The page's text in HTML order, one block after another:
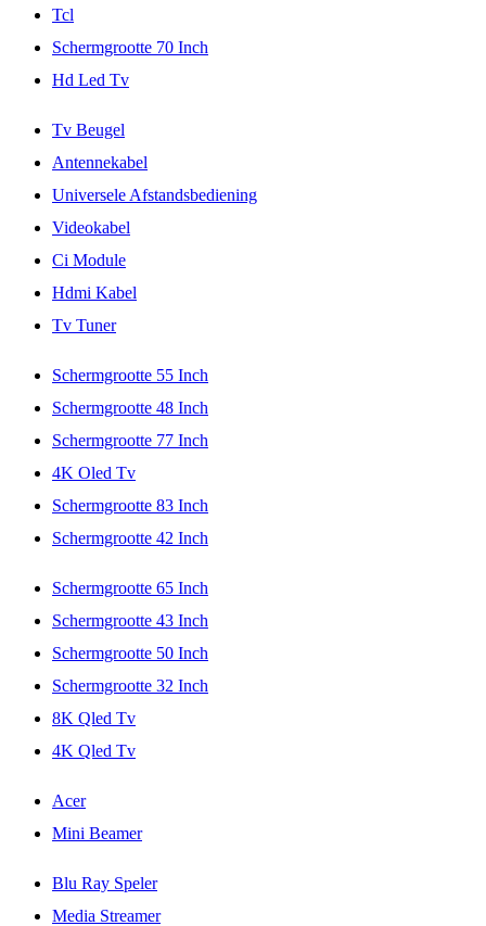
Tcl
Schermgrootte 70 Inch
Hd Led Tv
Tv Beugel
Antennekabel
Universele Afstandsbediening
Videokabel
Ci Module
Hdmi Kabel
Tv Tuner
Schermgrootte 55 Inch
Schermgrootte 48 Inch
Schermgrootte 77 Inch
4K Oled Tv
Schermgrootte 83 Inch
Schermgrootte 42 Inch
Schermgrootte 65 Inch
Schermgrootte 43 Inch
Schermgrootte 50 Inch
Schermgrootte 32 Inch
8K Qled Tv
4K Qled Tv
Acer
Mini Beamer
Blu Ray Speler
Media Streamer